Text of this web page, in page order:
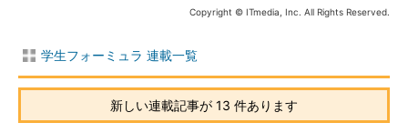
Copyright © ITmedia, Inc. All Rights Reserved.
学生フォーミュラ 連載一覧
新しい連載記事が 13 件あります